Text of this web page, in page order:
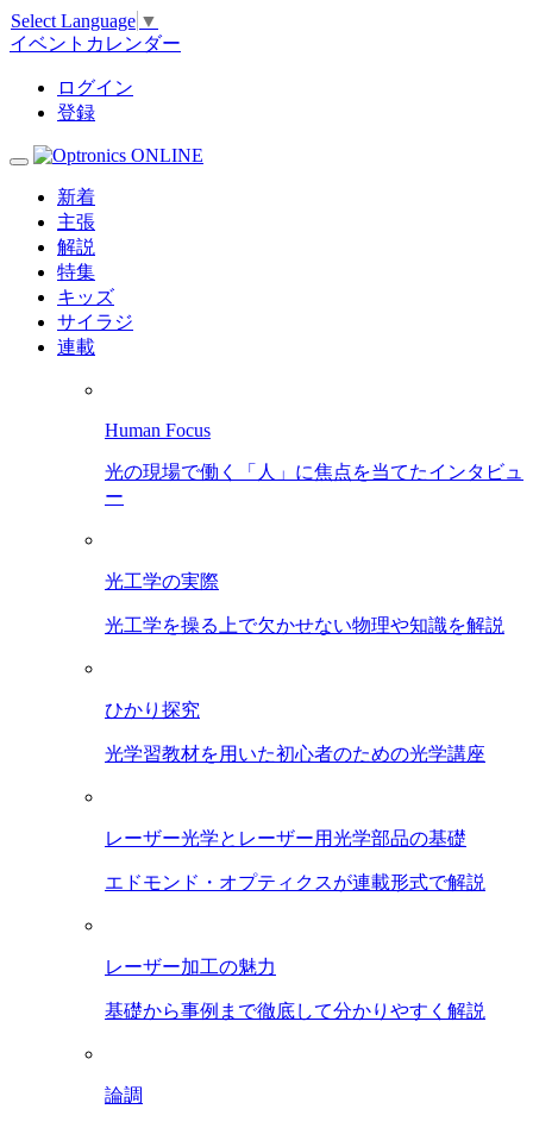
Select Language ▼
イベントカレンダー
ログイン
登録
新着
主張
解説
特集
キッズ
サイラジ
連載
Human Focus
光の現場で働く「人」に焦点を当てたインタビュ
ー
光工学の実際
光工学を操る上で欠かせない物理や知識を解説
ひかり探究
光学習教材を用いた初心者のための光学講座
レーザー光学とレーザー用光学部品の基礎
エドモンド・オプティクスが連載形式で解説
レーザー加工の魅力
基礎から事例まで徹底して分かりやすく解説
論調